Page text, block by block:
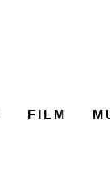
FILM